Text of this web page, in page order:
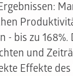
bis zu
und
Effekte